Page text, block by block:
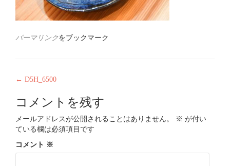
パーマリンクをブックマーク
投
稿
ナ
ビ
ゲ
← D5H_6500
コメントを残す
メールアドレスが公開されることはありません。 ※ が付い
ている欄は必須項目です
コメント ※